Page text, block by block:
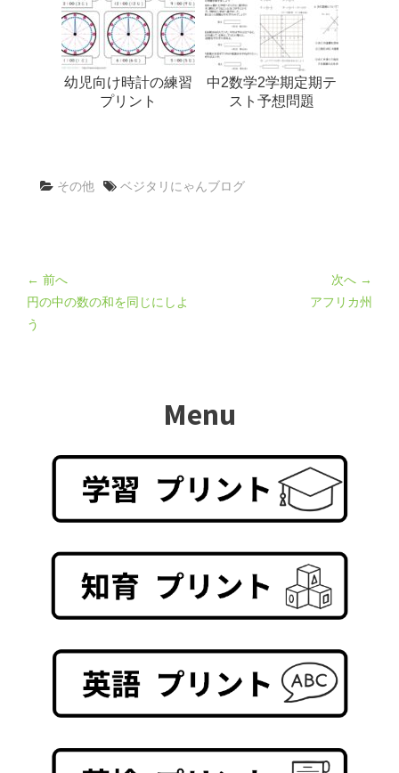
幼児向け時計の練習
プリント
中2数学2学期定期テ
スト予想問題
その他 ベジタリにゃんブログ
← 前へ
円の中の数の和を同じにしよ
う
次へ →
アフリカ州
Menu